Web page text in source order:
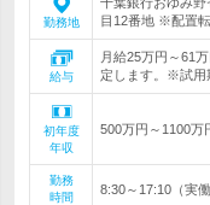
勤務地
目12番地 ※配置
給与
月給25万円～61
定します。※試用
初年度
年収
500万円～1100万
勤務
時間
8:30～17:10（実